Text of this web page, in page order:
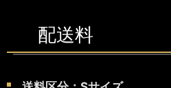
配送料